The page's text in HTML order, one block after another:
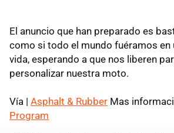
El anuncio que han preparado es
como si todo el mundo fuéramos en
vida, esperando a que nos liberen
personalizar nuestra moto.
Vía | Asphalt & Rubber Mas
Program